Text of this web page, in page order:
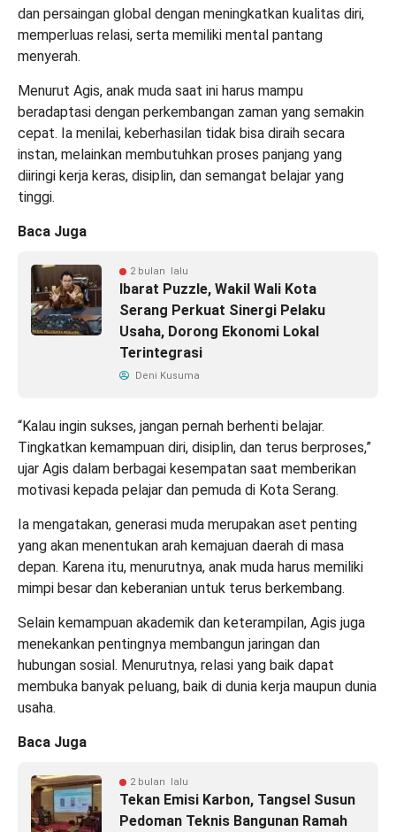
dan persaingan global dengan meningkatkan kualitas diri,
memperluas relasi, serta memiliki mental pantang
menyerah.
Menurut Agis, anak muda saat ini harus mampu
beradaptasi dengan perkembangan zaman yang semakin
cepat. Ia menilai, keberhasilan tidak bisa diraih secara
instan, melainkan membutuhkan proses panjang yang
diiringi kerja keras, disiplin, dan semangat belajar yang
tinggi.
Baca Juga
2 bulan lalu
Ibarat Puzzle, Wakil Wali Kota
Serang Perkuat Sinergi Pelaku
Usaha, Dorong Ekonomi Lokal
Terintegrasi
Deni Kusuma
“Kalau ingin sukses, jangan pernah berhenti belajar.
Tingkatkan kemampuan diri, disiplin, dan terus berproses,”
ujar Agis dalam berbagai kesempatan saat memberikan
motivasi kepada pelajar dan pemuda di Kota Serang.
Ia mengatakan, generasi muda merupakan aset penting
yang akan menentukan arah kemajuan daerah di masa
depan. Karena itu, menurutnya, anak muda harus memiliki
mimpi besar dan keberanian untuk terus berkembang.
Selain kemampuan akademik dan keterampilan, Agis juga
menekankan pentingnya membangun jaringan dan
hubungan sosial. Menurutnya, relasi yang baik dapat
membuka banyak peluang, baik di dunia kerja maupun dunia
usaha.
Baca Juga
2 bulan lalu
Tekan Emisi Karbon, Tangsel Susun
Pedoman Teknis Bangunan Ramah